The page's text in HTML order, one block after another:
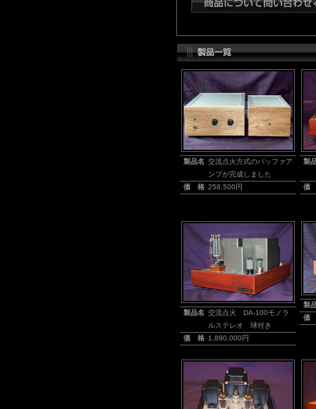
製品名 交流点火方式のバッファア
ンプが完成しました
価 格 258,500円
製
価
製品名 交流点火 DA-100モノラ
ルステレオ 球付き
価 格 1,890,000円
製
価